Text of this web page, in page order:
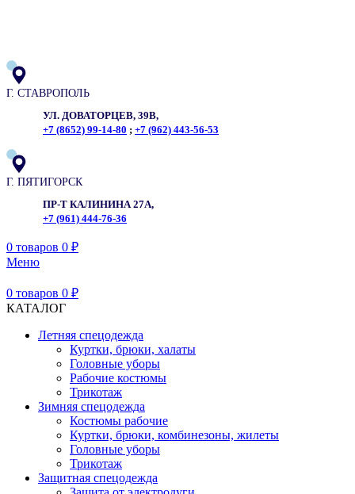
Г. СТАВРОПОЛЬ
УЛ. ДОВАТОРЦЕВ, 39В,
+7 (8652) 99-14-80 ; +7 (962) 443-56-53
Г. ПЯТИГОРСК
ПР-Т КАЛИНИНА 27А,
+7 (961) 444-76-36
0 товаров 0 ₽
Меню
0 товаров 0 ₽
КАТАЛОГ
Летняя спецодежда
Куртки, брюки, халаты
Головные уборы
Рабочие костюмы
Трикотаж
Зимняя спецодежда
Костюмы рабочие
Куртки, брюки, комбинезоны, жилеты
Головные уборы
Трикотаж
Защитная спецодежда